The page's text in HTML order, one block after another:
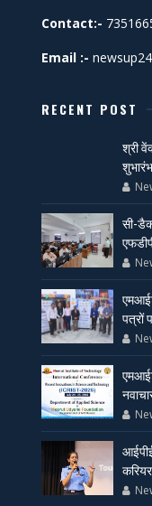
Contact:-
Email :-
RECENT POST
श्री
सी-
पत्रों